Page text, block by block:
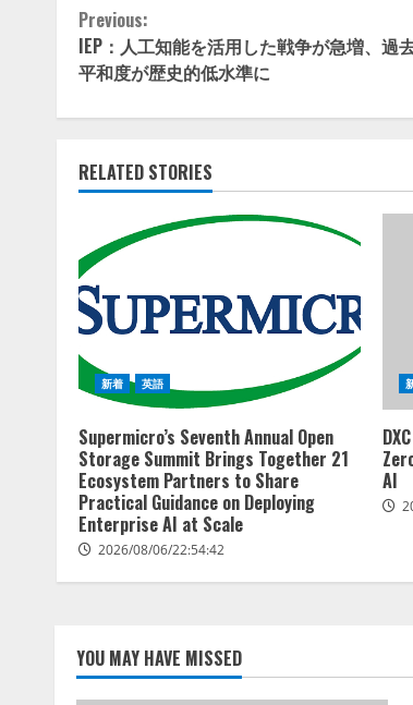
Continue
Reading
Previous:
IEP：人工知能を活用した戦争が急増、過
平和度が歴史的低水準に
RELATED STORIES
新着 英語
Supermicro’s Seventh Annual Open
Storage Summit Brings Together 21
Ecosystem Partners to Share
Practical Guidance on Deploying
Enterprise AI at Scale
2026/08/06/22:54:42
AI
YOU MAY HAVE MISSED